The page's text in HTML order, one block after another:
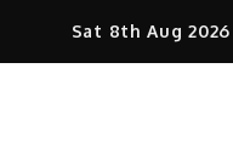
Sat 8th Aug 2026